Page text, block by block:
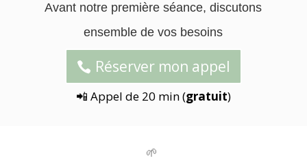
Avant notre première séance, discutons
ensemble de vos besoins
Réserver mon appel
📲 Appel de 20 min (gratuit)
🌱